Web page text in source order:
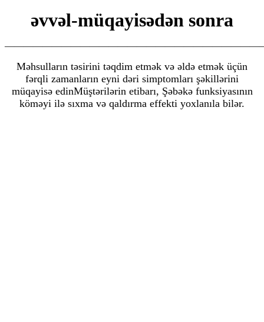
əvvəl-müqayisədən sonra
Məhsulların təsirini təqdim etmək və əldə etmək üçün
fərqli zamanların eyni dəri simptomları şəkillərini
müqayisə edinMüştərilərin etibarı, Şəbəkə funksiyasının
köməyi ilə sıxma və qaldırma effekti yoxlanıla bilər.